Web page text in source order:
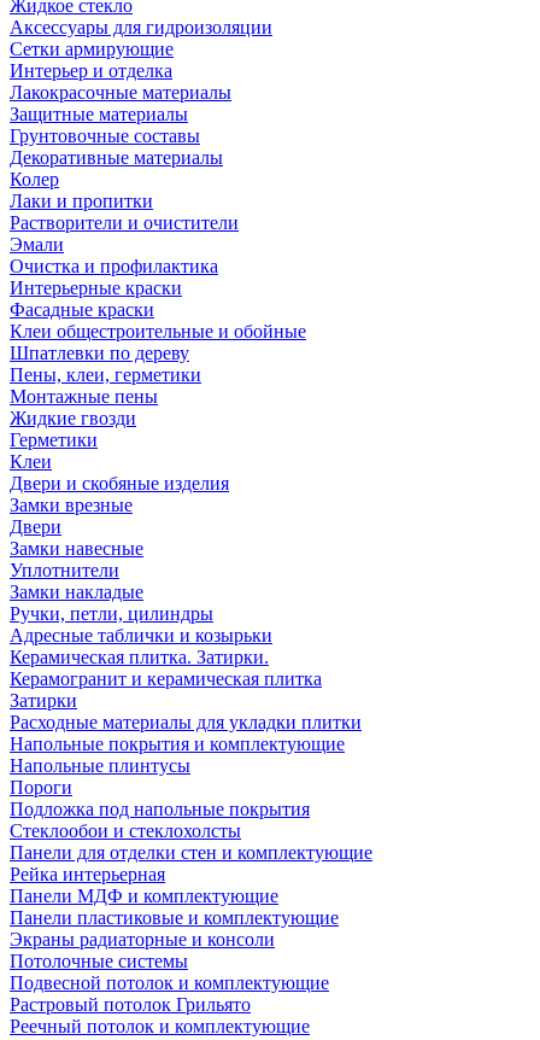
Жидкое стекло
Аксессуары для гидроизоляции
Сетки армирующие
Интерьер и отделка
Лакокрасочные материалы
Защитные материалы
Грунтовочные составы
Декоративные материалы
Колер
Лаки и пропитки
Растворители и очистители
Эмали
Очистка и профилактика
Интерьерные краски
Фасадные краски
Клеи общестроительные и обойные
Шпатлевки по дереву
Пены, клеи, герметики
Монтажные пены
Жидкие гвозди
Герметики
Клеи
Двери и скобяные изделия
Замки врезные
Двери
Замки навесные
Уплотнители
Замки накладые
Ручки, петли, цилиндры
Адресные таблички и козырьки
Керамическая плитка. Затирки.
Керамогранит и керамическая плитка
Затирки
Расходные материалы для укладки плитки
Напольные покрытия и комплектующие
Напольные плинтусы
Пороги
Подложка под напольные покрытия
Стеклообои и стеклохолсты
Панели для отделки стен и комплектующие
Рейка интерьерная
Панели МДФ и комплектующие
Панели пластиковые и комплектующие
Экраны радиаторные и консоли
Потолочные системы
Подвесной потолок и комплектующие
Растровый потолок Грильято
Реечный потолок и комплектующие